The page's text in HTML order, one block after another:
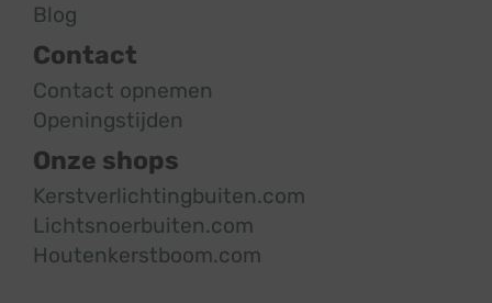
Blog
Contact
Contact opnemen
Openingstijden
Onze shops
Kerstverlichtingbuiten.com
Lichtsnoerbuiten.com
Houtenkerstboom.com